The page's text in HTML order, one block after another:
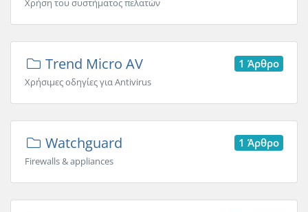
Χρήση του συστήματος πελατών
1 Άρθρο
Trend Micro AV
Χρήσιμες οδηγίες για Antivirus
1 Άρθρο
Watchguard
Firewalls & appliances